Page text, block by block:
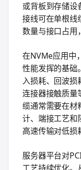
或背板到存储设
接线可在单根线
数量与接口占用
在NVMe应用中
性能发挥的基础
入损耗、回波损
连接器接触质量
缆通常需要在材
计、端接工艺和
高速传输对低损
服务器平台对